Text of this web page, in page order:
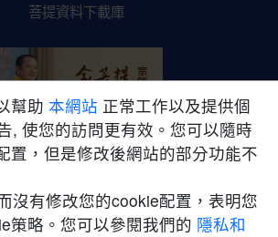
菩提資料下載庫
提宗師網路平台
幫助 本網站 正常工作以及提供個
, 使您的訪問更有效。您可以隨時
置，但是修改後網站的部分功能不
沒有修改您的cookie配置，表明您
策略。您可以參閱我們的 隱私和